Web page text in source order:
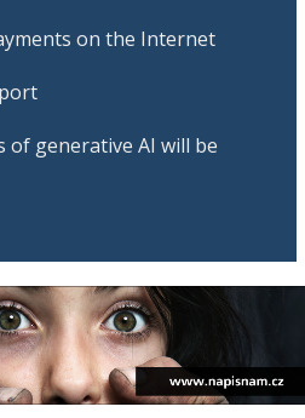
on the Internet
of generative AI will be